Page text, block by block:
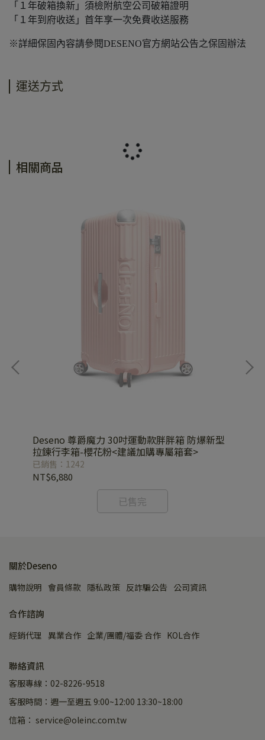
「１年破箱換新」須檢附航空公司破箱證明
「１年到府收送」首年享一次免費收送服務
※詳細保固內容請參閱DESENO官方網站公告之保固辦法
運送方式
相關商品
Deseno 尊爵魔力 30吋運動款胖胖箱 防爆新型
拉鍊行李箱-櫻花粉<建議加購專屬箱套>
已銷售：1242
NT$6,880
已售完
關於Deseno
購物說明 會員條款 隱私政策 反詐騙公告 公司資訊
合作諮詢
經銷代理 異業合作 企業/團體/福委 合作 KOL合作
聯絡資訊
客服專線：02-8226-9518
客服時間：週一至週五 9:00~12:00 13:30~18:00
信箱： service@oleinc.com.tw